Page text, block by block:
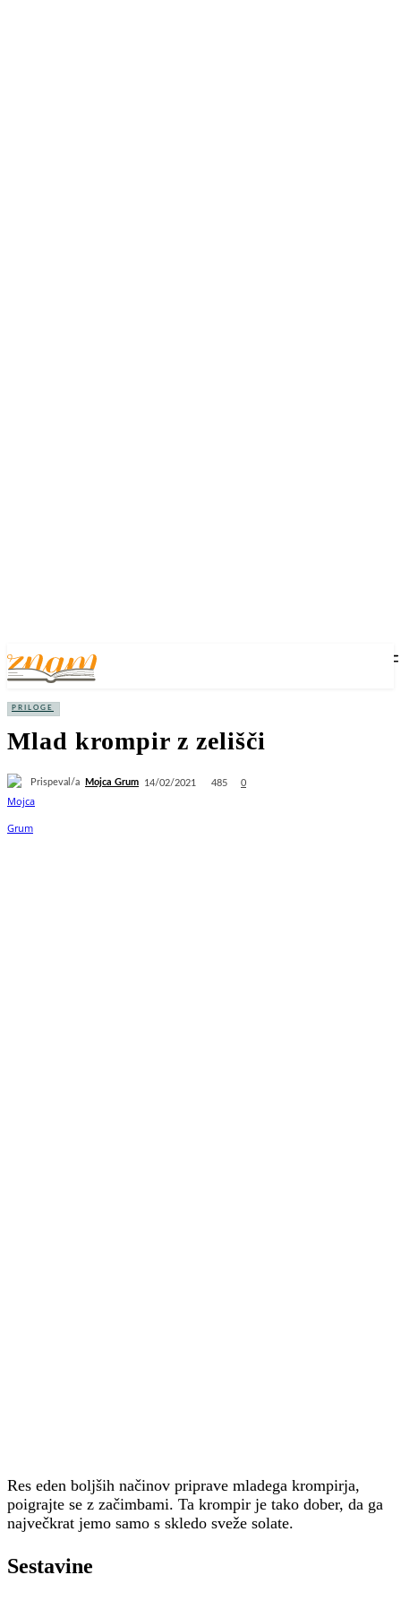
PRILOGE
Mlad krompir z zelišči
Prispeval/a Mojca Grum 14/02/2021 485 0
Res eden boljših načinov priprave mladega krompirja,
poigrajte se z začimbami. Ta krompir je tako dober, da ga
največkrat jemo samo s skledo sveže solate.
Sestavine